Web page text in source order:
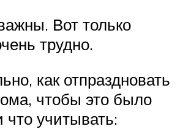
Вот только
трудно.
как отпраздновать
чтобы это было
что учитывать: